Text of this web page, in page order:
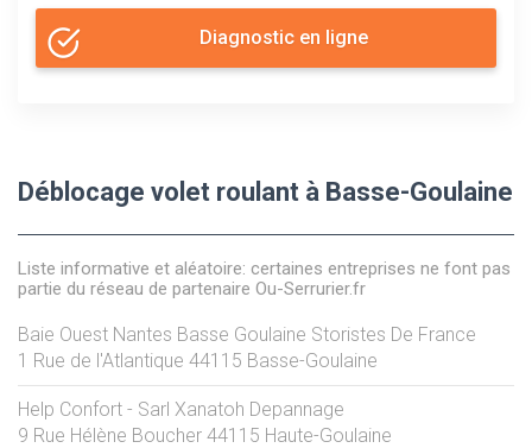
Diagnostic en ligne
Déblocage volet roulant à Basse-Goulaine
Liste informative et aléatoire: certaines entreprises ne font pas
partie du réseau de partenaire Ou-Serrurier.fr
Baie Ouest Nantes Basse Goulaine Storistes De France
1 Rue de l'Atlantique 44115 Basse-Goulaine
Help Confort - Sarl Xanatoh Depannage
9 Rue Hélène Boucher 44115 Haute-Goulaine